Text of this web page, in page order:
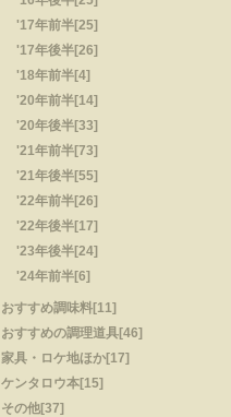
'17年前半[25]
'17年後半[26]
'18年前半[4]
'20年前半[14]
'20年後半[33]
'21年前半[73]
'21年後半[55]
'22年前半[26]
'22年後半[17]
'23年後半[24]
'24年前半[6]
おすすめ調味料[11]
おすすめの調理道具[46]
家具・ロケ地ほか[17]
ケンタロウ本[15]
その他[37]